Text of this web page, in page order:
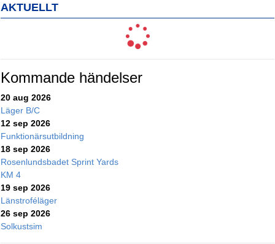
AKTUELLT
Kommande händelser
20 aug 2026
Läger B/C
12 sep 2026
Funktionärsutbildning
18 sep 2026
Rosenlundsbadet Sprint Yards
KM 4
19 sep 2026
Länstroféläger
26 sep 2026
Solkustsim